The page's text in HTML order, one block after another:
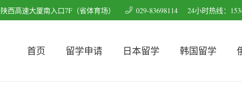
西高速大厦南入口7F（省体育场） 029-83698114 24小时热线：
首页 留学申请 日本留学 韩国留学